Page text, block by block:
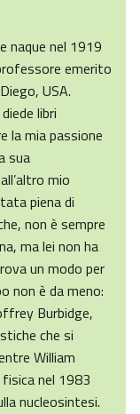
naque nel 1919
emerito
USA.
libri
la mia passione
sua
mio
piena di
non è sempre
ma lei non ha
un modo per
non è da meno:
Burbidge,
che si
William
nel 1983
nucleosintesi.